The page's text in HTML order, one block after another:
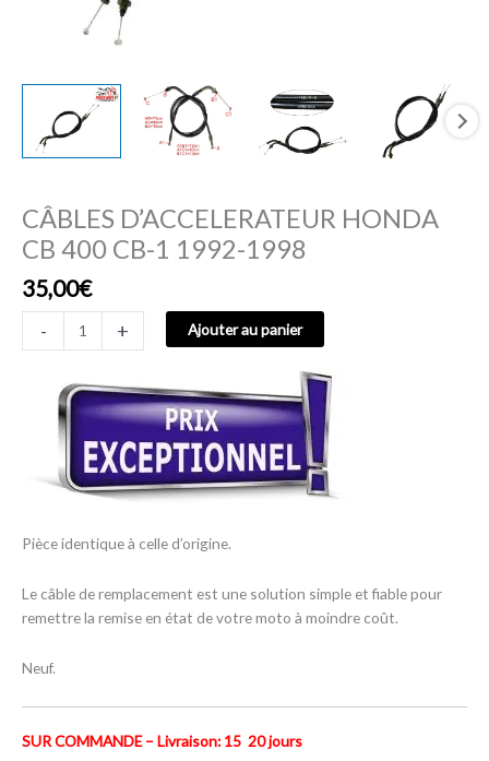
CÂBLES D’ACCELERATEUR HONDA
CB 400 CB-1 1992-1998
35,00€
- + Ajouter au panier
Pièce identique à celle d’origine.
Le câble de remplacement est une solution simple et fiable pour
remettre la remise en état de votre moto à moindre coût.
Neuf.
SUR COMMANDE – Livraison: 15 20 jours